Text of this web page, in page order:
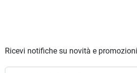
Ricevi notifiche su novità e promozioni